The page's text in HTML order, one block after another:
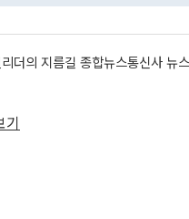
더의 지름길 종합뉴스통신사
기